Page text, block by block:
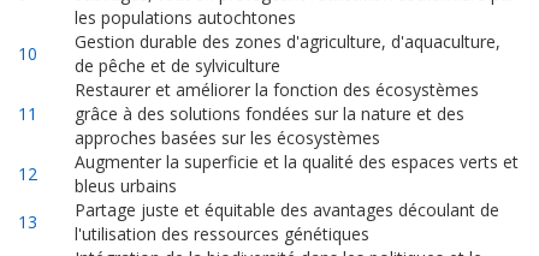
les populations autochtones
10
Gestion durable des zones d'agriculture, d'aquaculture,
de pêche et de sylviculture
11
Restaurer et améliorer la fonction des écosystèmes
grâce à des solutions fondées sur la nature et des
approches basées sur les écosystèmes
12
Augmenter la superficie et la qualité des espaces verts et
bleus urbains
13
Partage juste et équitable des avantages découlant de
l'utilisation des ressources génétiques